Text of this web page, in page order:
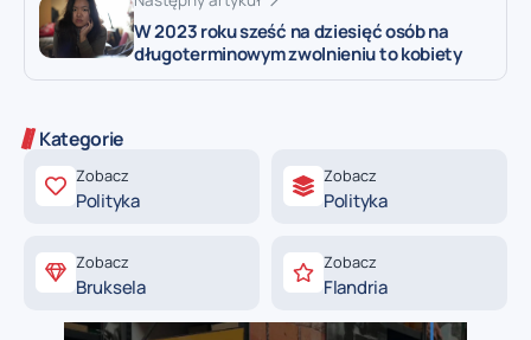
W 2023 roku sześć na dziesięć osób na
długoterminowym zwolnieniu to kobiety
Kategorie
Zobacz
Polityka
Zobacz
Polityka
Zobacz
Bruksela
Zobacz
Flandria